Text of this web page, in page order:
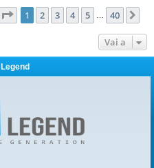
Pagina di 40
1 2 3 4 5 40
Vai a